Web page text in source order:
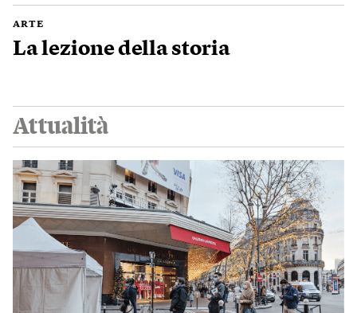
ARTE
La lezione della storia
Attualità